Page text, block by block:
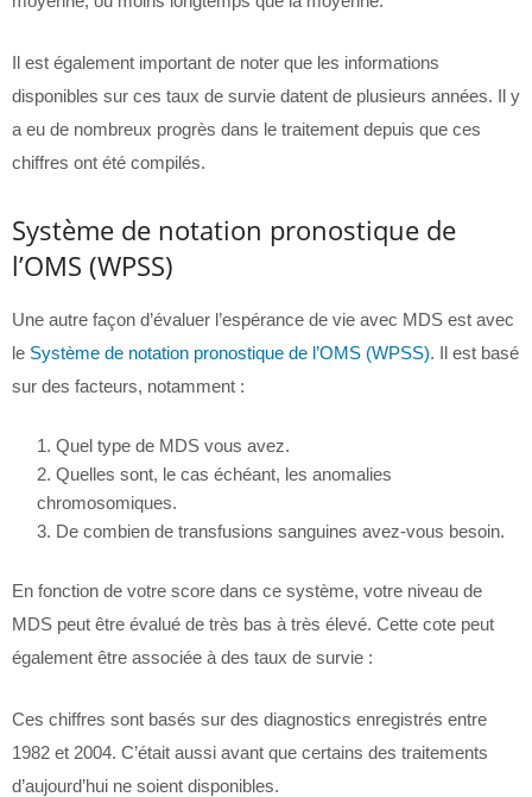
Il est également important de noter que les informations
disponibles sur ces taux de survie datent de plusieurs années. Il y
a eu de nombreux progrès dans le traitement depuis que ces
chiffres ont été compilés.
Système de notation pronostique de
l’OMS (WPSS)
Une autre façon d’évaluer l’espérance de vie avec MDS est avec
le Système de notation pronostique de l’OMS (WPSS). Il est basé
sur des facteurs, notamment :
Quel type de MDS vous avez.
Quelles sont, le cas échéant, les anomalies
chromosomiques.
De combien de transfusions sanguines avez-vous besoin.
En fonction de votre score dans ce système, votre niveau de
MDS peut être évalué de très bas à très élevé. Cette cote peut
également être associée à des taux de survie :
Ces chiffres sont basés sur des diagnostics enregistrés entre
1982 et 2004. C’était aussi avant que certains des traitements
d’aujourd’hui ne soient disponibles.